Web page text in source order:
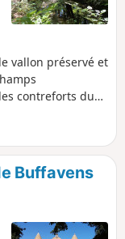
vallon préservé et
contreforts du
Buffavens